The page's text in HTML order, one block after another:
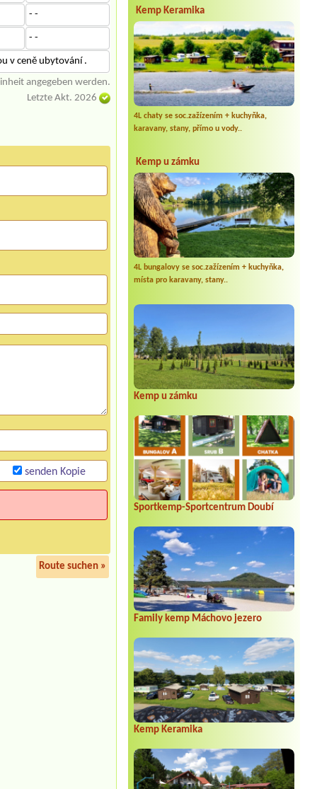
Kemp Keramika
4L chaty se soc.zažízením + kuchyňka,
karavany, stany, přímo u vody..
Kemp u zámku
4L bungalovy se soc.zažízením + kuchyňka,
místa pro karavany, stany..
Kemp u zámku
Sportkemp-Sportcentrum Doubí
Family kemp Máchovo jezero
Kemp Keramika
- -
- -
v ceně ubytování .
angegeben werden.
Letzte Akt. 2026
senden Kopie
Route suchen »